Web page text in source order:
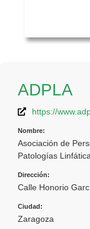
ADPLA
https://
Nombre:
Asociación de
Patologías
Dirección:
Calle Honorio
Ciudad:
Zaragoza